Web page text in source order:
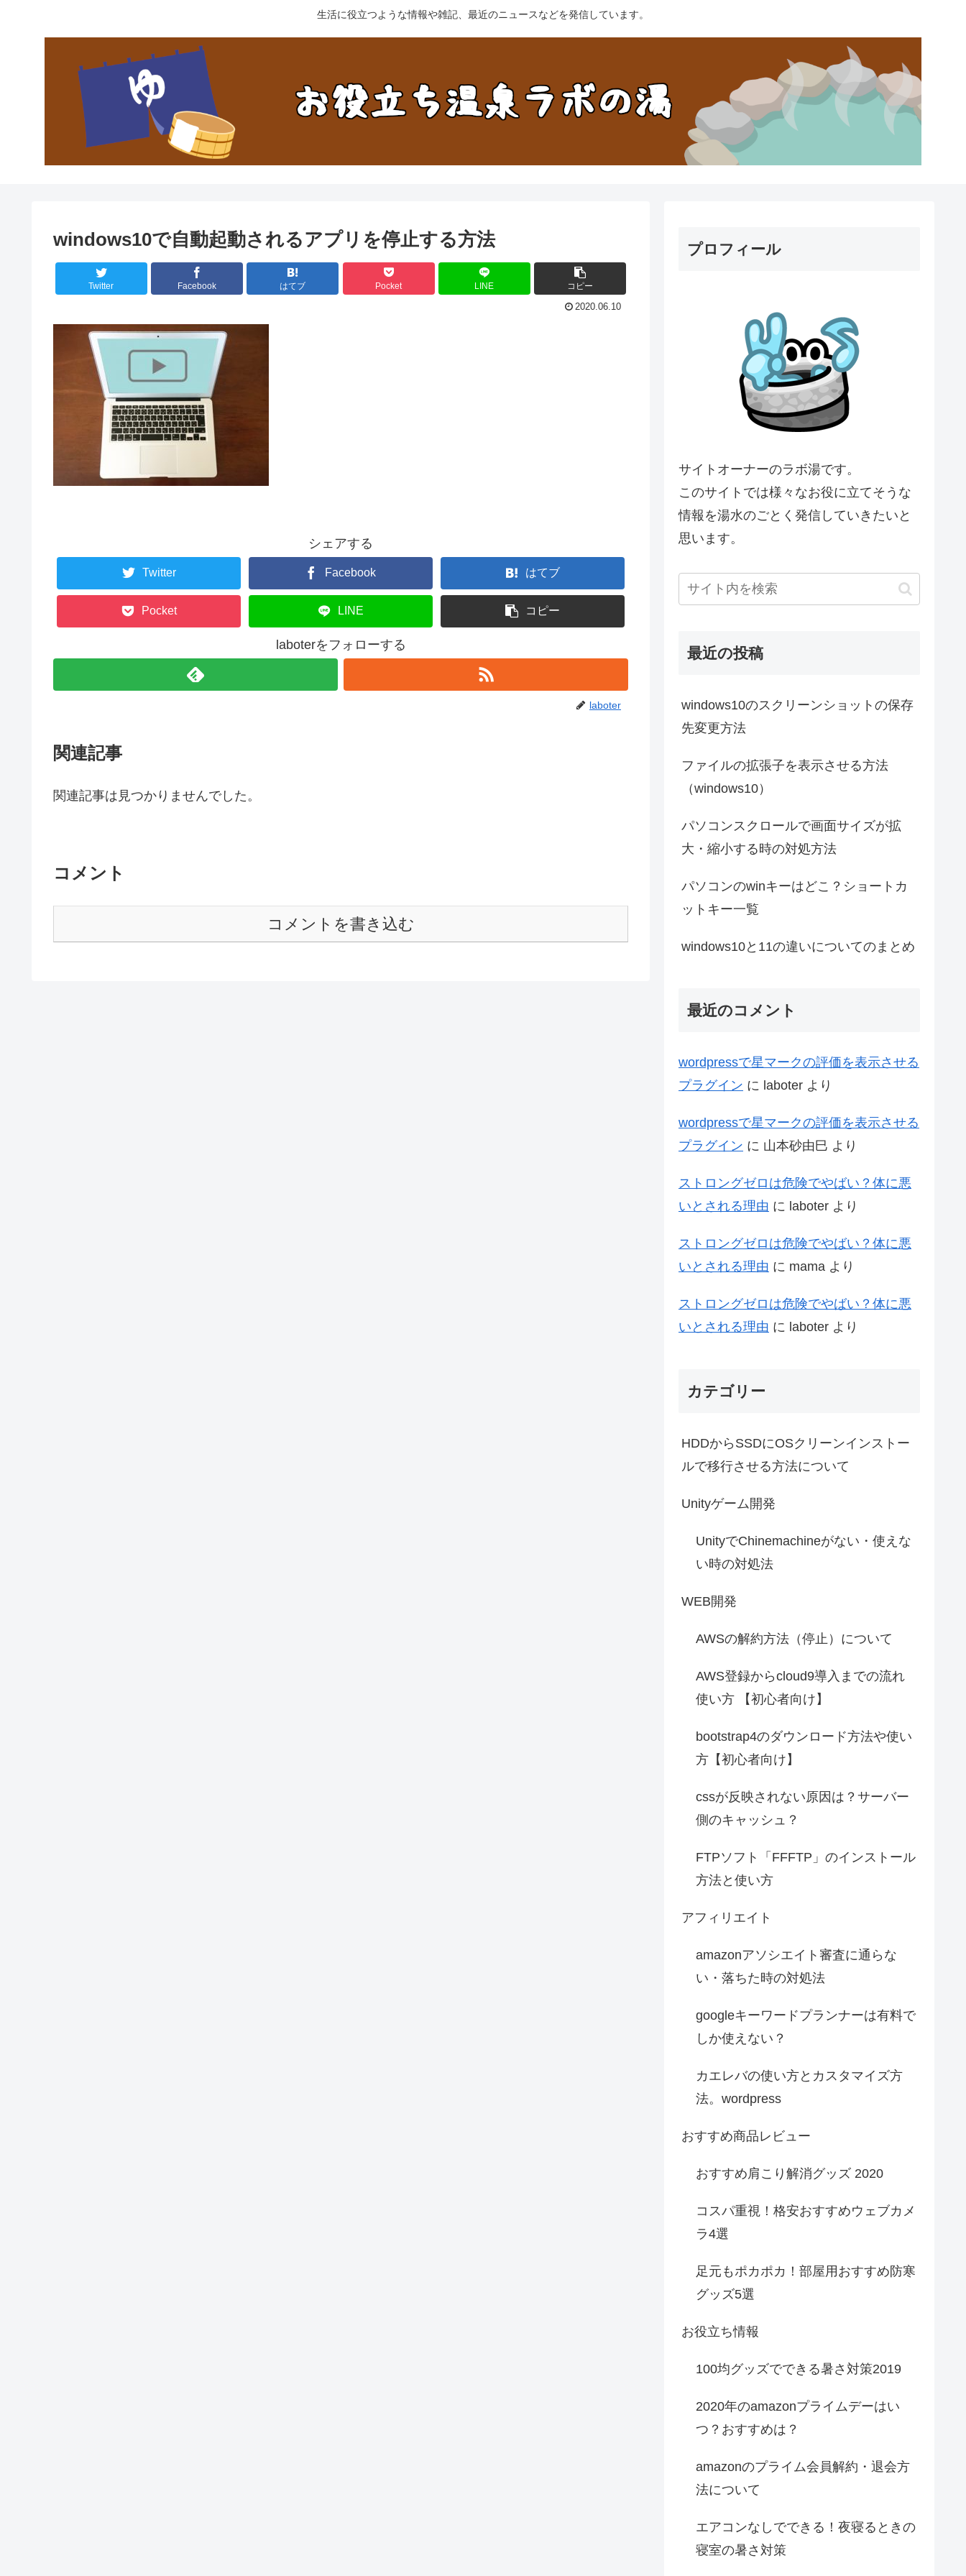
生活に役立つような情報や雑記、最近のニュースなどを発信しています。
windows10で自動起動されるアプリを停止する方法
Twitter Facebook はてブ Pocket LINE コピー
2020.06.10
シェアする
Twitter Facebook はてブ
Pocket LINE コピー
laboterをフォローする
laboter
関連記事
関連記事は見つかりませんでした。
コメント
コメントを書き込む
プロフィール
サイトオーナーのラボ湯です。
このサイトでは様々なお役に立てそうな
情報を湯水のごとく発信していきたいと
思います。
最近の投稿
windows10のスクリーンショットの保存
先変更方法
ファイルの拡張子を表示させる方法
（windows10）
パソコンスクロールで画面サイズが拡
大・縮小する時の対処方法
パソコンのwinキーはどこ？ショートカ
ットキー一覧
windows10と11の違いについてのまとめ
最近のコメント
wordpressで星マークの評価を表示させる
プラグイン に laboter より
wordpressで星マークの評価を表示させる
プラグイン に 山本砂由巳 より
ストロングゼロは危険でやばい？体に悪
いとされる理由 に laboter より
ストロングゼロは危険でやばい？体に悪
いとされる理由 に mama より
ストロングゼロは危険でやばい？体に悪
いとされる理由 に laboter より
カテゴリー
HDDからSSDにOSクリーンインストー
ルで移行させる方法について
Unityゲーム開発
UnityでChinemachineがない・使えな
い時の対処法
WEB開発
AWSの解約方法（停止）について
AWS登録からcloud9導入までの流れ
使い方 【初心者向け】
bootstrap4のダウンロード方法や使い
方【初心者向け】
cssが反映されない原因は？サーバー
側のキャッシュ？
FTPソフト「FFFTP」のインストール
方法と使い方
アフィリエイト
amazonアソシエイト審査に通らな
い・落ちた時の対処法
googleキーワードプランナーは有料で
しか使えない？
カエレバの使い方とカスタマイズ方
法。wordpress
おすすめ商品レビュー
おすすめ肩こり解消グッズ 2020
コスパ重視！格安おすすめウェブカメ
ラ4選
足元もポカポカ！部屋用おすすめ防寒
グッズ5選
お役立ち情報
100均グッズでできる暑さ対策2019
2020年のamazonプライムデーはい
つ？おすすめは？
amazonのプライム会員解約・退会方
法について
エアコンなしでできる！夜寝るときの
寝室の暑さ対策